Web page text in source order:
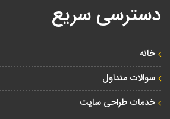
دسترسی سریع
خانه
سوالات متداول
خدمات طراحی سایت